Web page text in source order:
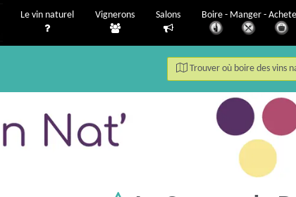
Le vin naturel Vignerons Salons Boire - Manger -
Trouver où boire des vins